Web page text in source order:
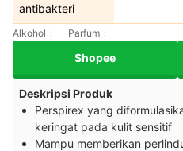
antibakteri
Alkohol Parfum
Shopee
Deskripsi Produk
Perspirex yang
keringat pada kulit sensitif
Mampu memberikan